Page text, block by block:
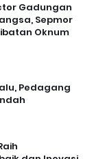
Gadungan
Sepmor
Oknum
Pedagang